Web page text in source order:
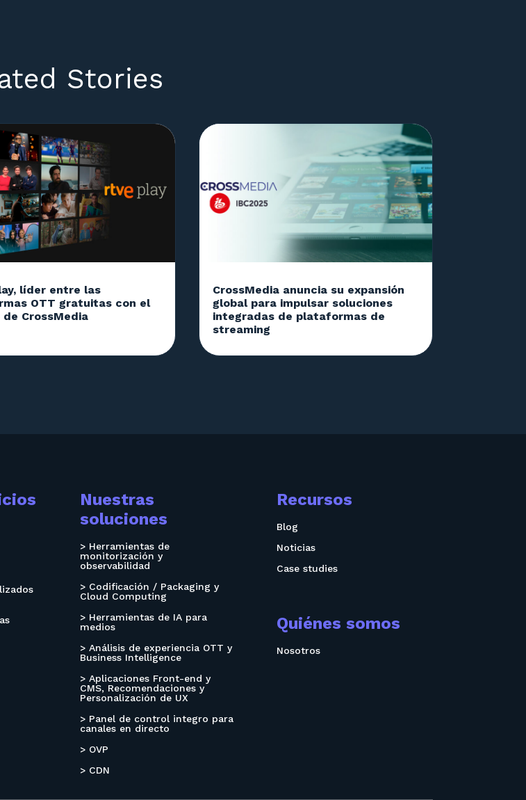
Stories
líder entre las
OTT gratuitas con el
de CrossMedia
CrossMedia anuncia su expansión
global para impulsar soluciones
integradas de plataformas de
streaming
Nuestras
soluciones
> Herramientas de
monitorización y
observabilidad
> Codificación / Packaging y
Cloud Computing
> Herramientas de IA para
medios
> Análisis de experiencia OTT y
Business Intelligence
> Aplicaciones Front-end y
CMS, Recomendaciones y
Personalización de UX
> Panel de control integro para
canales en directo
> OVP
> CDN
Recursos
Blog
Noticias
Case studies
Quiénes somos
Nosotros